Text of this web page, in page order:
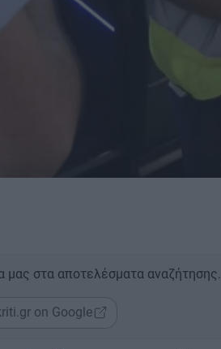
μας στα αποτελέσματα αναζήτησης.
on Google